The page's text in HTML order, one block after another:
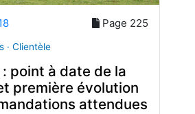
Page 225
· Clientèle
point à date de la
première évolution
attendues